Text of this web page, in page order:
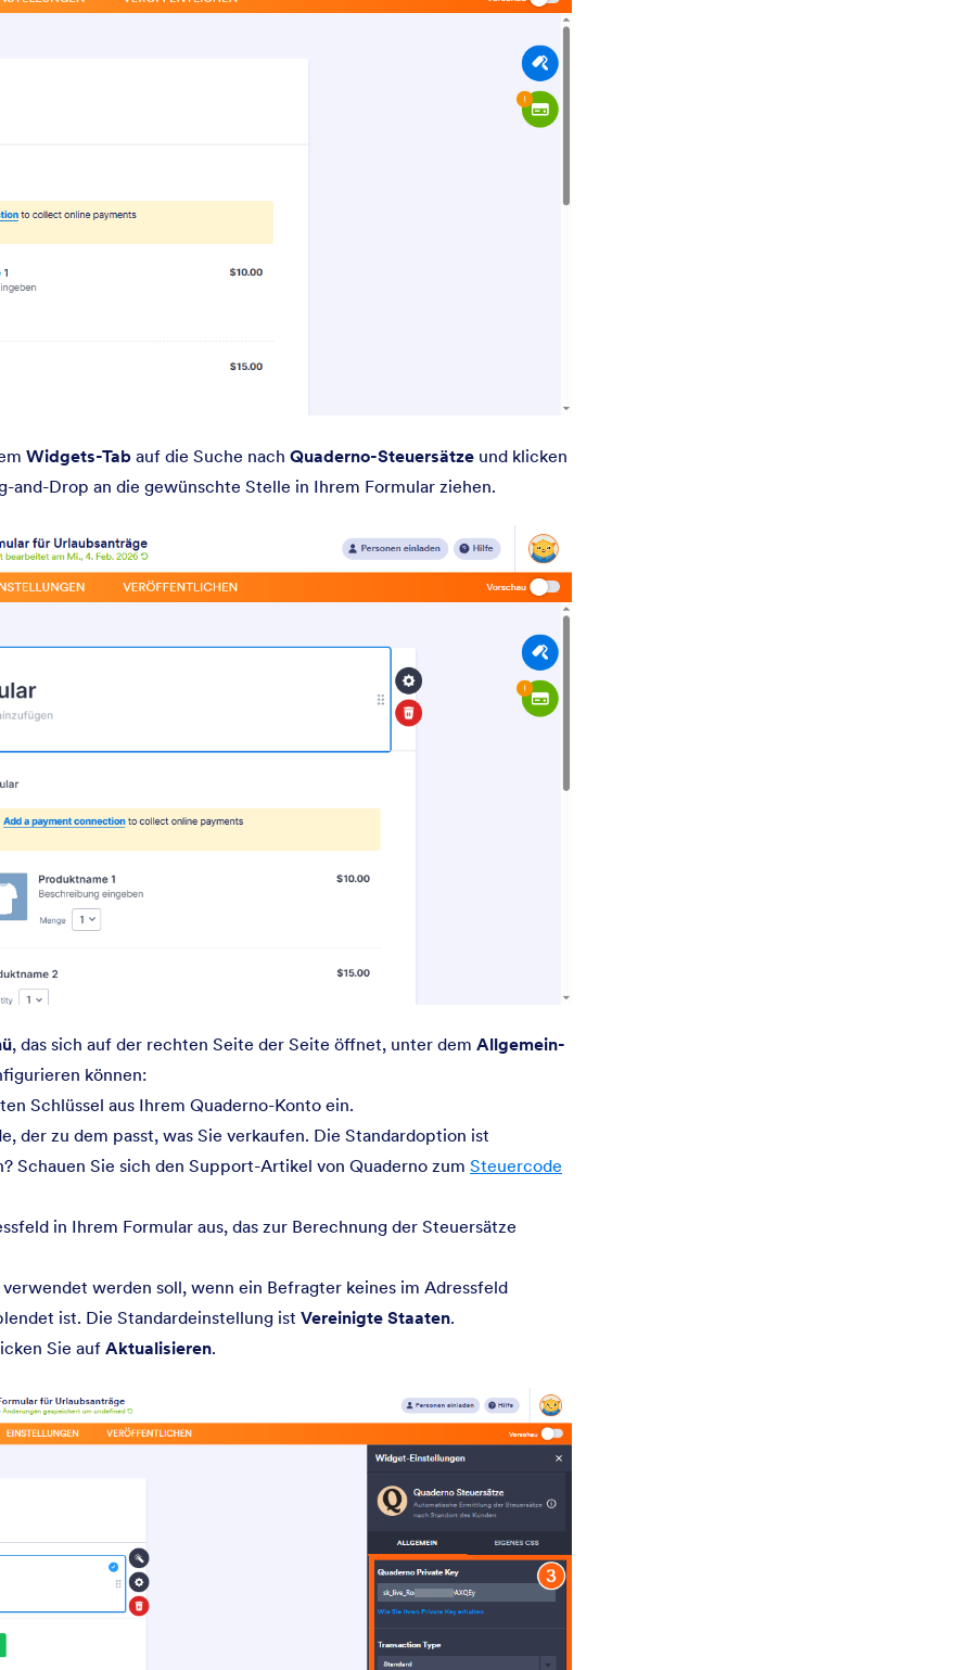
Widgets-Tab auf die Suche nach Quaderno-Steuersätze und klicken
and-Drop an die gewünschte Stelle in Ihrem Formular ziehen.
, das sich auf der rechten Seite der Seite öffnet, unter dem Allgemein-
können:
Schlüssel aus Ihrem Quaderno-Konto ein.
der zu dem passt, was Sie verkaufen. Die Standardoption ist
Schauen Sie sich den Support-Artikel von Quaderno zum Steuercode
in Ihrem Formular aus, das zur Berechnung der Steuersätze
werden soll, wenn ein Befragter keines im Adressfeld
ist. Die Standardeinstellung ist Vereinigte Staaten.
Sie auf Aktualisieren.